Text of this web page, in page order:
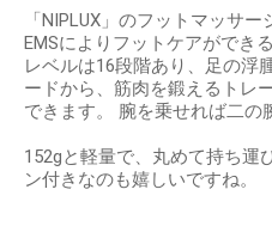
「NIPLUX」のフットマッサ
EMSによりフットケアができ
レベルは16段階あり、足の浮
ードから、筋肉を鍛えるトレ
できます。 腕を乗せれば二の
152gと軽量で、丸めて持ち運
ン付きなのも嬉しいですね。